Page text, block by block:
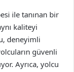
ile tanınan bir
kaliteyi
deneyimli
güvenli
Ayrıca, yolcu